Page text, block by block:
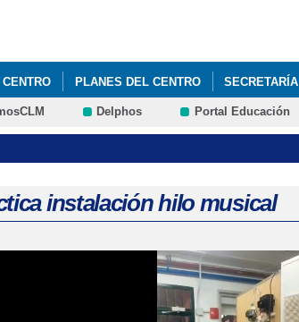
PLANES DEL CENTRO SECRETARÍA
Delphos Portal Educación
instalación hilo musical